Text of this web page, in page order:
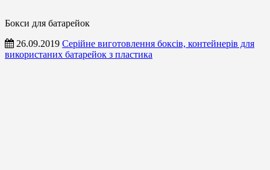
Бокси для батарейок
26.09.2019 Серійне виготовлення боксів, контейнерів для
використаних батарейок з пластика